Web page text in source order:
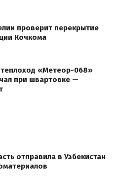
проверит перекрытие
Кочкома
«Метеор-068»
при швартовке —
отправила в Узбекистан